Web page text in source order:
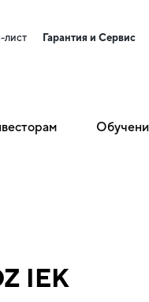
лист Гарантия и Сервис
IEK